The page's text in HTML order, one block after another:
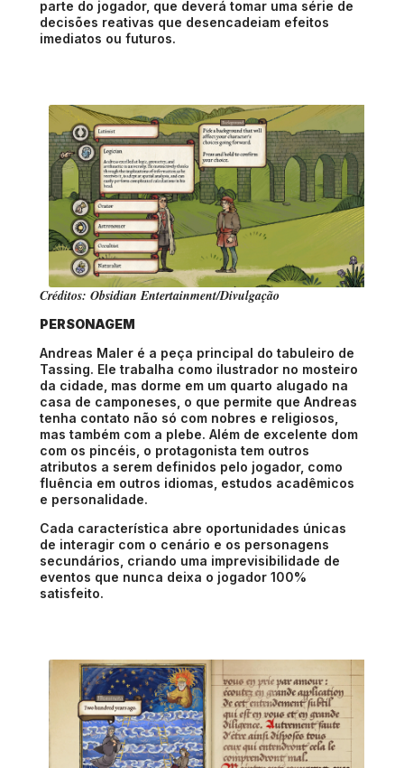
parte do jogador, que deverá tomar uma série de
decisões reativas que desencadeiam efeitos
imediatos ou futuros.
Créditos: Obsidian Entertainment/Divulgação
PERSONAGEM
Andreas Maler é a peça principal do tabuleiro de
Tassing. Ele trabalha como ilustrador no mosteiro
da cidade, mas dorme em um quarto alugado na
casa de camponeses, o que permite que Andreas
tenha contato não só com nobres e religiosos,
mas também com a plebe. Além de excelente dom
com os pincéis, o protagonista tem outros
atributos a serem definidos pelo jogador, como
fluência em outros idiomas, estudos acadêmicos
e personalidade.
Cada característica abre oportunidades únicas
de interagir com o cenário e os personagens
secundários, criando uma imprevisibilidade de
eventos que nunca deixa o jogador 100%
satisfeito.